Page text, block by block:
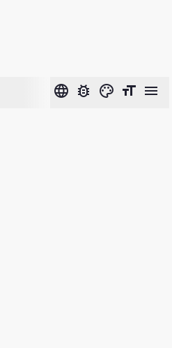
language bug_report color_lens format_size menu